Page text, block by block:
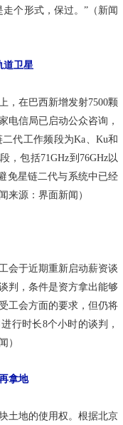
个形式，保过。”（新闻
道卫星
，在巴西新增发射7500颗
电信局已启动公众咨询，
代工作频段为Ka、Ku和
，包括71GHz到76GHz以
免星链二代与系统中已经
来源：界面新闻）
会于近期重新启动薪资谈
判，条件是资方拿出能够
工会方面的要求，但仍将
行时长8个小时的谈判，
）
拿地
土地的使用权。根据北京